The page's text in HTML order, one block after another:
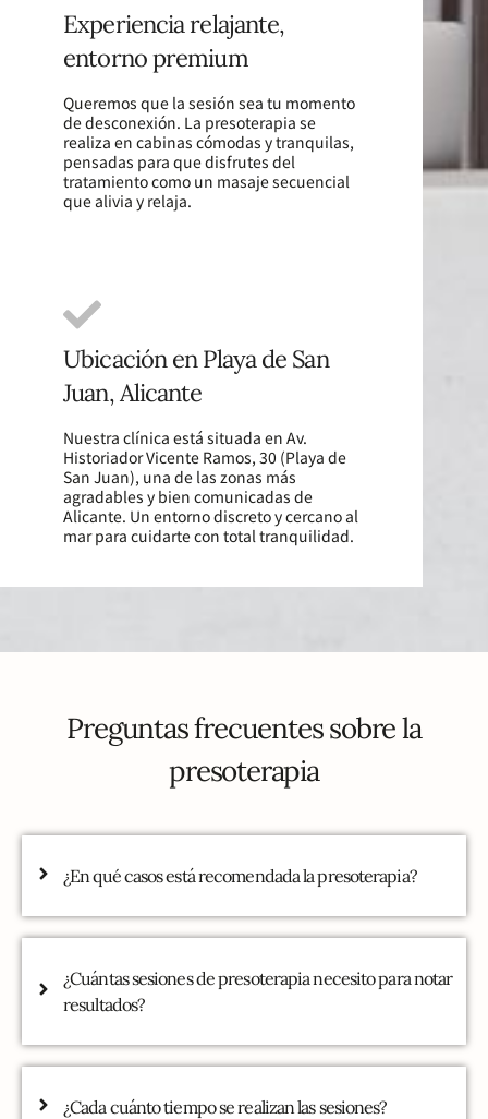
Experiencia relajante,
entorno premium
Queremos que la sesión sea tu momento
de desconexión. La presoterapia se
realiza en cabinas cómodas y tranquilas,
pensadas para que disfrutes del
tratamiento como un masaje secuencial
que alivia y relaja.
Ubicación en Playa de San
Juan, Alicante
Nuestra clínica está situada en Av.
Historiador Vicente Ramos, 30 (Playa de
San Juan), una de las zonas más
agradables y bien comunicadas de
Alicante. Un entorno discreto y cercano al
mar para cuidarte con total tranquilidad.
Preguntas frecuentes sobre la
presoterapia
¿En qué casos está recomendada la presoterapia?
¿Cuántas sesiones de presoterapia necesito para notar
resultados?
¿Cada cuánto tiempo se realizan las sesiones?